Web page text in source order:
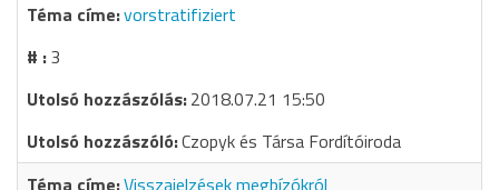
vorstratifiziert
3
2018.07.21 15:50
Czopyk és Társa Fordítóiroda
Visszajelzések megbízókról